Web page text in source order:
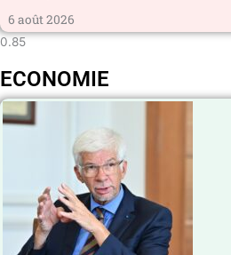
6 août 2026
ECONOMIE